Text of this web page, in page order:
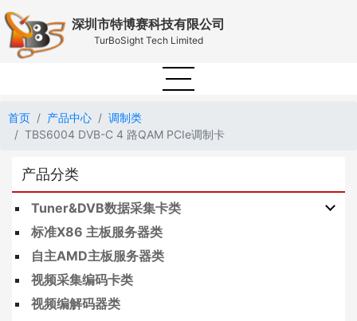
深圳市特博赛科技有限公司
TurBoSight Tech Limited
首页 产品中心
调制类
TBS6004 DVB-C 4 路QAM PCIe调制卡
产品分类
Tuner&DVB数据采集卡类
标准X86 主板服务器类
自主AMD主板服务器类
视频采集编码卡类
视频编解码器类